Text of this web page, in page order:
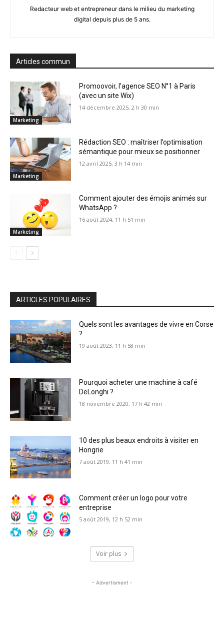
Redacteur web et entrepreneur dans le milieu du marketing
digital depuis plus de 5 ans.
Articles commun
Marketing
Promoovoir, l’agence SEO N°1 à Paris
(avec un site Wix)
14 décembre 2025, 2 h 30 min
Marketing
Rédaction SEO : maîtriser l’optimisation
sémantique pour mieux se positionner
12 avril 2025, 3 h 14 min
Marketing
Comment ajouter des émojis animés sur
WhatsApp ?
16 août 2024, 11 h 51 min
ARTICLES POPULAIRES
Quels sont les avantages de vivre en Corse
?
19 août 2023, 11 h 58 min
Pourquoi acheter une machine à café
DeLonghi ?
18 novembre 2020, 17 h 42 min
10 des plus beaux endroits à visiter en
Hongrie
7 août 2019, 11 h 41 min
Comment créer un logo pour votre
entreprise
5 août 2019, 12 h 52 min
Voir plus
- Advertisment -